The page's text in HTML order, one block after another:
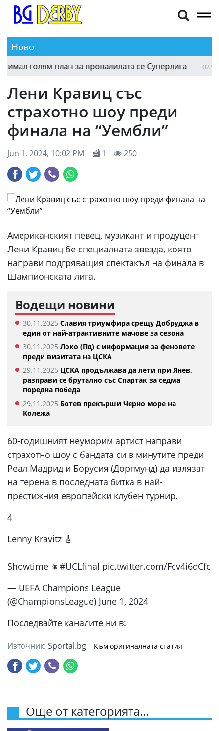
Ново
голям план за провалилата се Суперлига 02:54
Лени Кравиц със
страхотно шоу преди
финала на “Уембли”
Jun 1, 2024, 10:02 PM 1 250
Американският певец, музикант и продуцент
Лени Кравиц бе специалната звезда, която
направи подгряващия спектакъл на финала в
Шампионската лига.
Водещи новини
30.11.2025 Славия триумфира срещу Добруджа в
един от най-атрактивните мачове за сезона
30.11.2025 Локо (Пд) с информация за феновете
преди визитата на ЦСКА
29.11.2025 ЦСКА продължава да лети при Янев,
разправи се брутално със Спартак за седма
поредна победа
29.11.2025 Ботев прекърши Черно море на
Колежа
60-годишният неуморим артист направи
страхотно шоу с бандата си в минутите преди
Реал Мадрид и Борусия (Дортмунд) да излязат
на терена в последната битка в най-
престижния европейски клубен турнир.
4
Lenny Kravitz 🎸
Showtime 🎇#UCLfinal pic.twitter.com/Fcv4i6dCfc
— UEFA Champions League
(@ChampionsLeague) June 1, 2024
Последвайте каналите ни в:
Източник: Sportal.bg Към оригиналната статия
Още от категорията...